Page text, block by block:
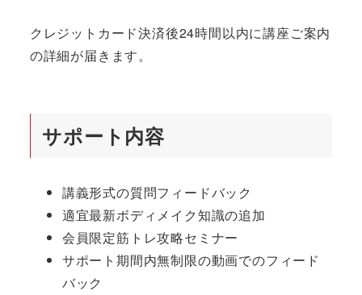
クレジットカード決済後24時間以内に講座ご案内
の詳細が届きます。
サポート内容
講義形式の質問フィードバック
適宜最新ボディメイク知識の追加
会員限定筋トレ攻略セミナー
サポート期間内無制限の動画でのフィード
バック